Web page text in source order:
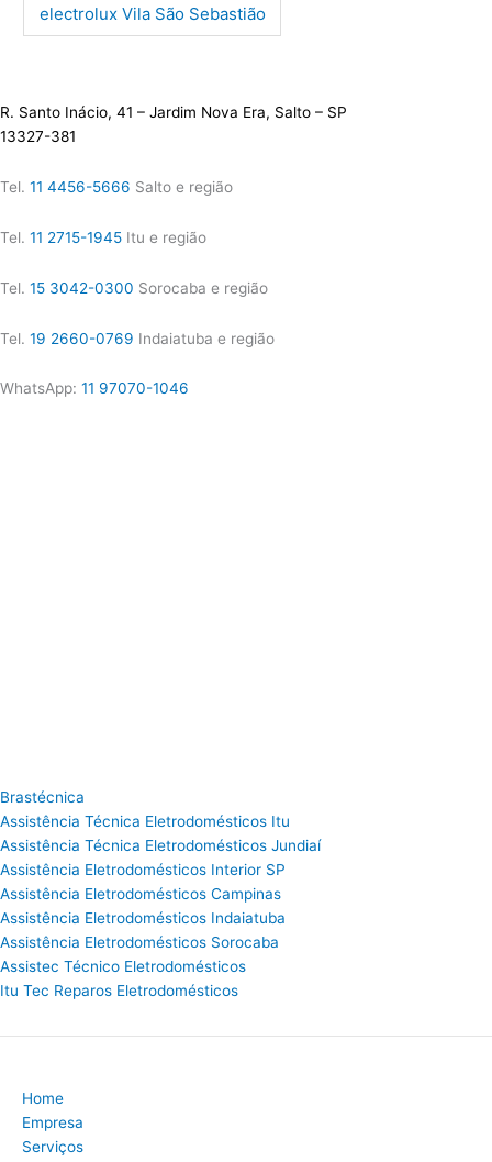
electrolux Vila São Sebastião
R. Santo Inácio, 41 – Jardim Nova Era, Salto – SP
13327-381
Tel. 11 4456-5666 Salto e região
Tel. 11 2715-1945 Itu e região
Tel. 15 3042-0300 Sorocaba e região
Tel. 19 2660-0769 Indaiatuba e região
WhatsApp: 11 97070-1046
Brastécnica
Assistência Técnica Eletrodomésticos Itu
Assistência Técnica Eletrodomésticos Jundiaí
Assistência Eletrodomésticos Interior SP
Assistência Eletrodomésticos Campinas
Assistência Eletrodomésticos Indaiatuba
Assistência Eletrodomésticos Sorocaba
Assistec Técnico Eletrodomésticos
Itu Tec Reparos Eletrodomésticos
Home
Empresa
Serviços